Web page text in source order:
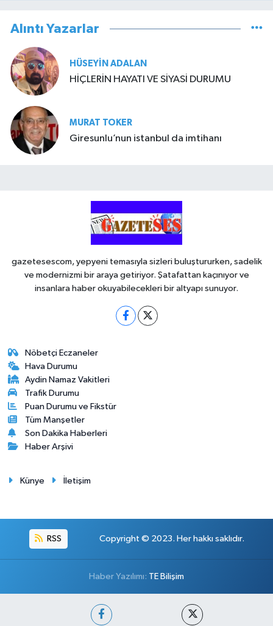
Alıntı Yazarlar
HÜSEYIN ADALAN
HİÇLERİN HAYATI VE SİYASİ DURUMU
MURAT TOKER
Giresunlu’nun istanbul da imtihanı
gazetesescom, yepyeni temasıyla sizleri buluştururken, sadelik
ve modernizmi bir araya getiriyor. Şatafattan kaçınıyor ve
insanlara haber okuyabilecekleri bir altyapı sunuyor.
Nöbetçi Eczaneler
Hava Durumu
Aydin Namaz Vakitleri
Trafik Durumu
Puan Durumu ve Fikstür
Tüm Manşetler
Son Dakika Haberleri
Haber Arşivi
Künye İletişim
RSS Copyright © 2023. Her hakkı saklıdır.
Haber Yazılımı: TE Bilişim